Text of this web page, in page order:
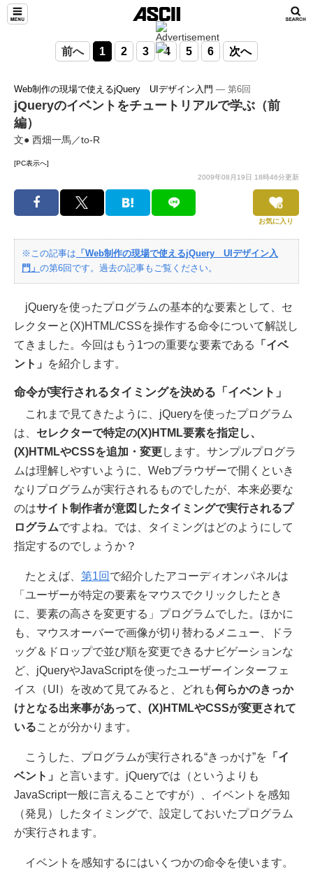
前へ 1 2 3 4 5 6 次へ
Web制作の現場で使えるjQuery UIデザイン入門 ― 第6回
jQueryのイベントをチュートリアルで学ぶ（前
編）
文● 西畑一馬／to-R
[PC表示へ]
2009年08月19日 18時46分更新
お気に入り
※この記事は 「Web制作の現場で使えるjQuery UIデザイン入
門」 の第6回です。過去の記事もご覧ください。
jQueryを使ったプログラムの基本的な要素として、セ
レクターと(X)HTML/CSSを操作する命令について解説し
てきました。今回はもう1つの重要な要素である
「イベ
ント」
を紹介します。
命令が実行されるタイミングを決める「イベント」
これまで見てきたように、jQueryを使ったプログラム
は、 セレクターで特定の(X)HTML要素を指定し、
(X)HTMLやCSSを追加・変更します。サンプルプログラ
ムは理解しやすいように、Webブラウザーで開くといき
なりプログラムが実行されるものでしたが、本来必要な
のはサイト制作者が意図したタイミングで実行されるプ
ログラムですよね。では、タイミングはどのようにして
指定するのでしょうか？
たとえば、 第1回 で紹介したアコーディオンパネルは
「ユーザーが特定の要素をマウスでクリックしたとき
に、要素の高さを変更する」プログラムでした。ほかに
も、マウスオーバーで画像が切り替わるメニュー、ドラ
ッグ＆ドロップで並び順を変更できるナビゲーションな
ど、jQueryやJavaScriptを使ったユーザーインターフェ
イス（UI）を改めて見てみると、どれも何らかのきっか
けとなる出来事があって、(X)HTMLやCSSが変更されて
いることが分かります。
こうした、プログラムが実行される“きっかけ”を 「イ
ベント」
と言います。jQueryでは（というよりも
JavaScript一般に言えることですが）、イベントを感知
（発見）したタイミングで、設定しておいたプログラム
が実行されます。
イベントを感知するにはいくつかの命令を使います。